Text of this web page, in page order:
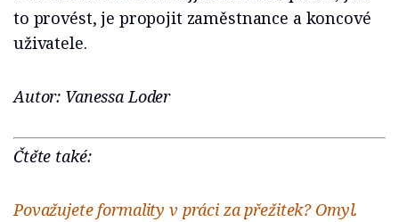
to provést, je propojit zaměstnance a koncové
uživatele.
Autor: Vanessa Loder
Čtěte také:
Považujete formality v práci za přežitek? Omyl.